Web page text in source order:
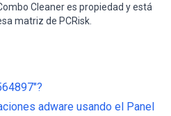
Cleaner es propiedad y está
matriz de PCRisk.
adware usando el Panel